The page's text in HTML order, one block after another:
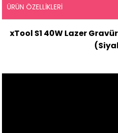
ÜRÜN ÖZELLIKLERI
xTool S1 40W Lazer